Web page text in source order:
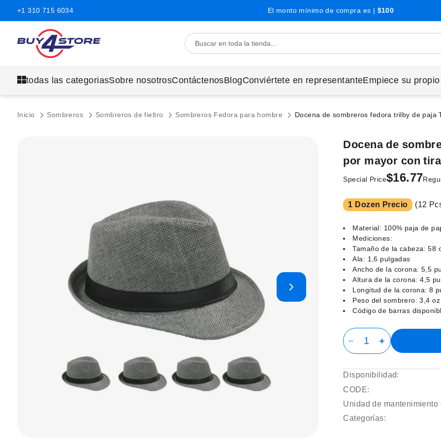
+1 310 715 6034 El monto mínimo de compra es | $100
todas las categoriasSobre nosotrosContáctenosBlogConviértete en representanteEmpiece su
Inicio Sombreros Sombreros de fieltro Sombreros Fedora para hombre Docena de sombreros fedora trilby de
Docena de
por mayor con
Special Price$16.77
1 Dozen Precio (12
Material: 100% paja de
Mediciones:
Tamaño de la cabeza: 58
Ala: 1,6 pulgadas
Ancho de la corona: 5,5
Altura de la corona: 4,5
Longitud de la corona: 8
Peso del sombrero: 3,4 oz
Código de barras
Disponibilidad:
CODE:
Unidad de
Categorías: